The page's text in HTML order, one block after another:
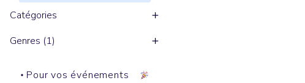
Catégories
Genres (1)
Pour vos événements